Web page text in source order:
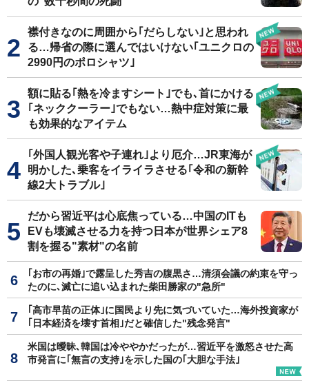
襟付きなのに周囲から｢だらしない｣と思われ
る…帰省の際に選んではいけない｢ユニクロの
2990円のポロシャツ｣
額に貼る｢熱を冷ますシート｣でも､首にかける
｢ネッククーラー｣でもない…熱中症対策に最
も効果的なアイテム
｢外国人観光客や子連れ｣より厄介…JR東海が
明かした､乗客をイライラさせる｢令和の新幹
線2大トラブル｣
だから習近平は心底焦っている…中国のITも
EVも壊滅させる力を持つ日本が世界シェア8
割を握る"素材"の名前
｢お市の再婚｣で露呈した秀吉の腹黒さ…清須会議の約束を守っ
たのに､滅亡に追い込まれた柴田勝家の"急所"
｢高市早苗の正体｣に国民より先に気づいていた…海外投資家が
｢日本経済を壊す首相｣だと確信した"残念発言"
米国は曖昧､韓国は冷ややかだったが…習近平を激怒させた高
市発言に｢無言の支持｣を示した国の｢大胆な手法｣